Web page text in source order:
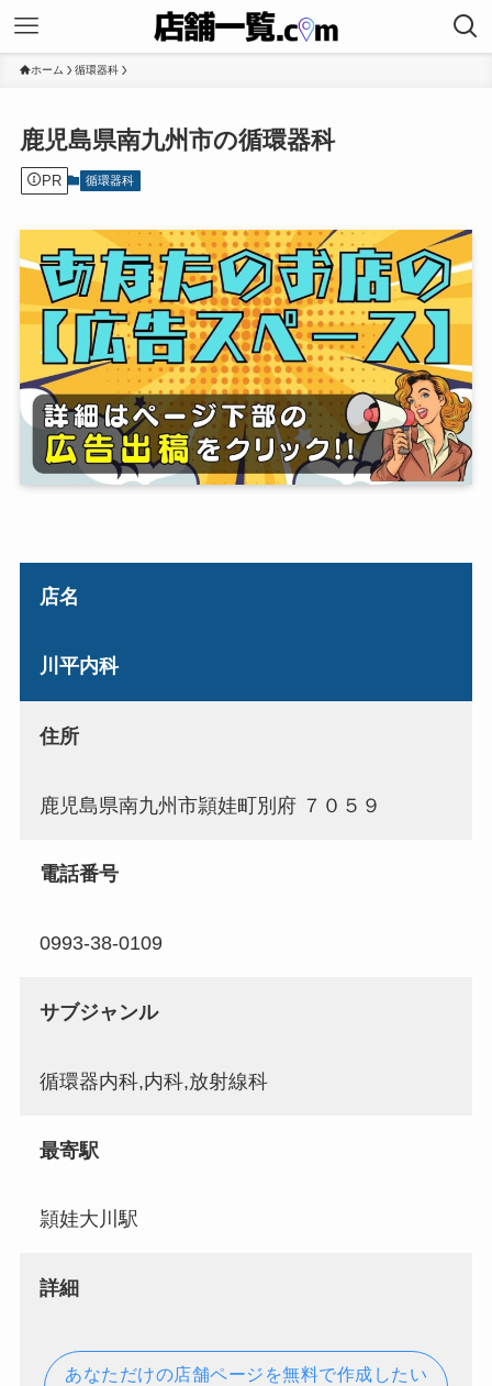
ホーム 循環器科
鹿児島県南九州市の循環器科
PR 循環器科
店名
川平内科
住所
鹿児島県南九州市頴娃町別府 ７０５９
電話番号
0993-38-0109
サブジャンル
循環器内科,内科,放射線科
最寄駅
頴娃大川駅
詳細
あなただけの店舗ページを無料で作成したい